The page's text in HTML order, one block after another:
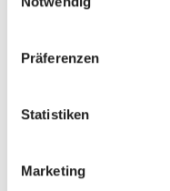
Präferenzen
Statistiken
Marketing